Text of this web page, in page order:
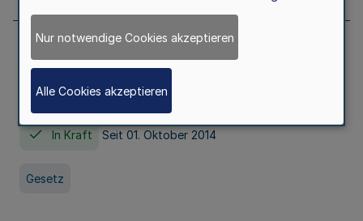
Gesetz über die Hochschulen des Landes
Nordrhein-Westfalen (Hochschulgesetz -
HG)
In Kraft Seit 01. Oktober 2014
Gesetz
Nur notwendige Cookies akzeptieren
Alle Cookies akzeptieren